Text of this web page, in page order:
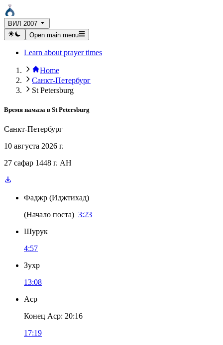
ВИЛ 2007
Open main menu
Learn about prayer times
Home
Санкт-Петербург
St Petersburg
Время намаза в St Petersburg
Санкт-Петербург
10 августа 2026 г.
27 сафар 1448 г. AH
Фаджр (Иджтихад)
(Начало поста) 3:23
Шурук
4:57
Зухр
13:08
Аср
Конец Аср: 20:16
17:19